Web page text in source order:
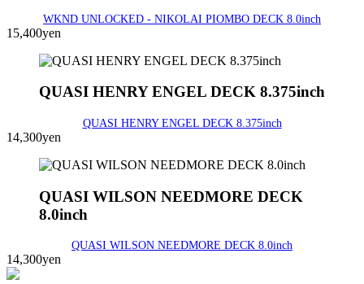
WKND UNLOCKED - NIKOLAI PIOMBO DECK 8.0inch
15,400yen
QUASI HENRY ENGEL DECK 8.375inch
QUASI HENRY ENGEL DECK 8.375inch
14,300yen
QUASI WILSON NEEDMORE DECK
8.0inch
QUASI WILSON NEEDMORE DECK 8.0inch
14,300yen